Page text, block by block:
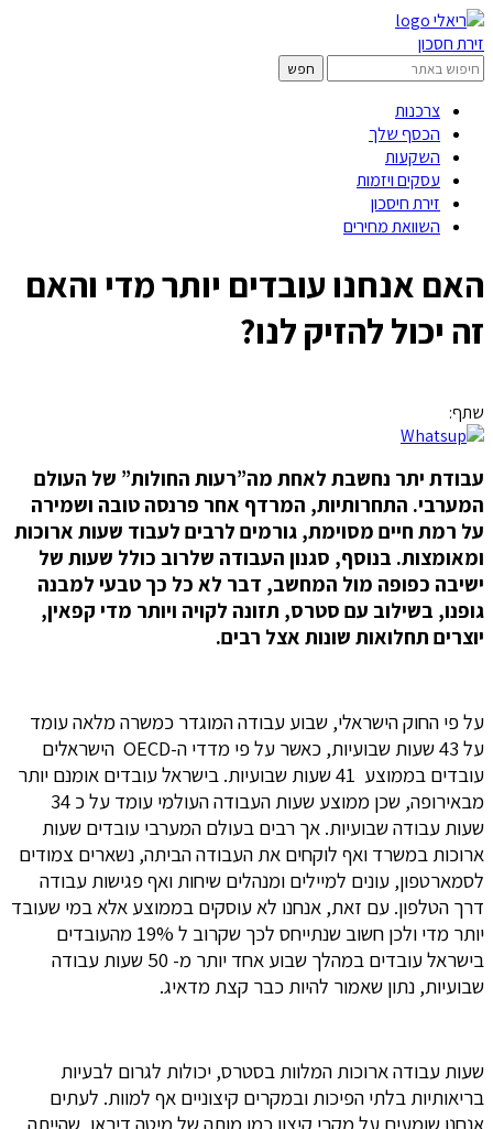
זירת חסכון
צרכנות
הכסף שלך
השקעות
עסקים ויזמות
זירת חיסכון
השוואת מחירים
האם אנחנו עובדים יותר מדי והאם
זה יכול להזיק לנו?
שתף:
עבודת יתר נחשבת לאחת מה”רעות החולות” של העולם
המערבי. התחרותיות, המרדף אחר פרנסה טובה ושמירה
על רמת חיים מסוימת, גורמים לרבים לעבוד שעות ארוכות
ומאומצות. בנוסף, סגנון העבודה שלרוב כולל שעות של
ישיבה כפופה מול המחשב, דבר לא כל כך טבעי למבנה
גופנו, בשילוב עם סטרס, תזונה לקויה ויותר מדי קפאין,
יוצרים תחלואות שונות אצל רבים.
על פי החוק הישראלי, שבוע עבודה המוגדר כמשרה מלאה עומד
על 43 שעות שבועיות, כאשר על פי מדדי ה-OECD הישראלים
עובדים בממוצע 41 שעות שבועיות. בישראל עובדים אומנם יותר
מבאירופה, שכן ממוצע שעות העבודה העולמי עומד על כ 34
שעות עבודה שבועיות. אך רבים בעולם המערבי עובדים שעות
ארוכות במשרד ואף לוקחים את העבודה הביתה, נשארים צמודים
לסמארטפון, עונים למיילים ומנהלים שיחות ואף פגישות עבודה
דרך הטלפון. עם זאת, אנחנו לא עוסקים בממוצע אלא במי שעובד
יותר מדי ולכן חשוב שנתייחס לכך שקרוב ל 19% מהעובדים
בישראל עובדים במהלך שבוע אחד יותר מ- 50 שעות עבודה
שבועיות, נתון שאמור להיות כבר קצת מדאיג.
שעות עבודה ארוכות המלוות בסטרס, יכולות לגרום לבעיות
בריאותיות בלתי הפיכות ובמקרים קיצוניים אף למוות. לעתים
אנחנו שומעים על מקרי קיצון כמו מותה של מיטה דיראן, שהייתה